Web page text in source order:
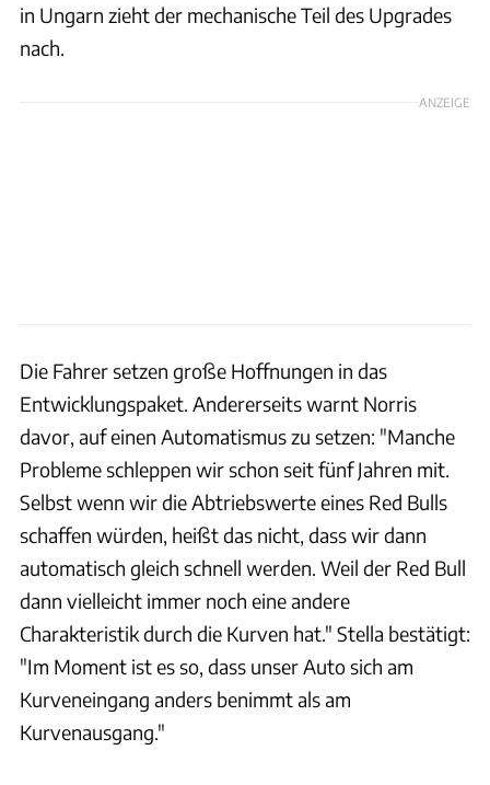
in Ungarn zieht der mechanische Teil des Upgrades
nach.
ANZEIGE
Die Fahrer setzen große Hoffnungen in das
Entwicklungspaket. Andererseits warnt Norris
davor, auf einen Automatismus zu setzen: "Manche
Probleme schleppen wir schon seit fünf Jahren mit.
Selbst wenn wir die Abtriebswerte eines Red Bulls
schaffen würden, heißt das nicht, dass wir dann
automatisch gleich schnell werden. Weil der Red Bull
dann vielleicht immer noch eine andere
Charakteristik durch die Kurven hat." Stella bestätigt:
"Im Moment ist es so, dass unser Auto sich am
Kurveneingang anders benimmt als am
Kurvenausgang."